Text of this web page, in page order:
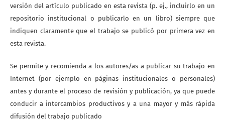
versión del artículo publicado en esta revista (p. ej., incluirlo en un
repositorio institucional o publicarlo en un libro) siempre que
indiquen claramente que el trabajo se publicó por primera vez en
esta revista.
Se permite y recomienda a los autores/as a publicar su trabajo en
Internet (por ejemplo en páginas institucionales o personales)
antes y durante el proceso de revisión y publicación, ya que puede
conducir a intercambios productivos y a una mayor y más rápida
difusión del trabajo publicado